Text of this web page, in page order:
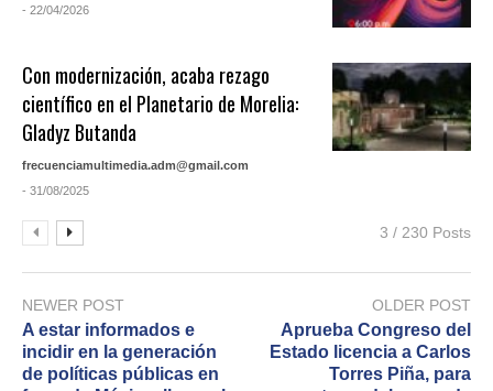
- 22/04/2026
Con modernización, acaba rezago
científico en el Planetario de Morelia:
Gladyz Butanda
frecuenciamultimedia.adm@gmail.com
- 31/08/2025
3 / 230 Posts
NEWER POST
A estar informados e
incidir en la generación
de políticas públicas en
OLDER POST
Aprueba Congreso del
Estado licencia a Carlos
Torres Piña, para